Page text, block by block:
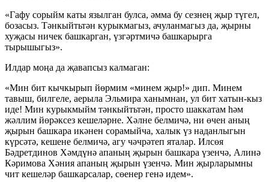
«Гафу сорыйм каты язылган булса, әмма бу сезнең җыр түгел,
бозасыз. Тәнкыйтьтән курыкмагыз, ачуланмагыз да, җырны
хуҗасы ничек башкарган, үзгәртмичә башкарырга
тырышыгыз».
Илдар моңа да җавапсыз калмаган:
«Мин бит кычкырып йөрмим «минем җыр!» дип. Минем
тавыш, билгеле, аерыла Эльмира ханымнан, ул бит хатын-кыз
иде! Мин курыкмыйм тәнкыйтьтән, просто шаккатам һәм
жәллим йөрәксез кешеләрне. Хәлне белмичә, ни өчен аның
җырын башкара икәнен сорамыйча, халык үз наданлыгын
күрсәтә, кешене белмичә, агу чәчрәтеп яталар. Илсөя
Бәдретдинов Хәмдүнә апаның җырын башкара үзенчә, Алинә
Кәримова Хәния апаның җырын үзенчә. Мин җырларымны
чит кешеләр башкарсалар, сөенер генә идем».